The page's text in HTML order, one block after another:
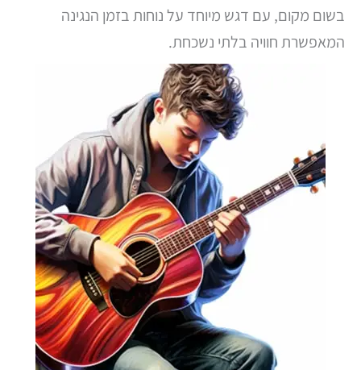
בשום מקום, עם דגש מיוחד על נוחות בזמן הנגינה
המאפשרת חוויה בלתי נשכחת.